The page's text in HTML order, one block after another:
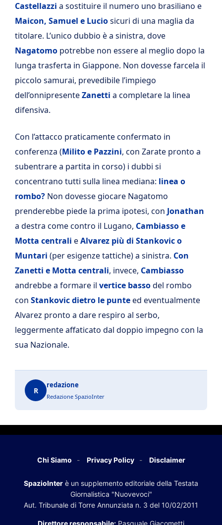
Castellazzi a sostituire il numero uno brasiliano e
Maicon, Samuel e Luciosicuri di una maglia da
titolare. L’unico dubbio è a sinistra, dove
Nagatomo potrebbe non essere al meglio dopo la
lunga trasferta in Giappone. Non dovesse farcela il
piccolo samurai, prevedibile l’impiego
dell’onnipresenteZanetti a completare la linea
difensiva.
Con l’attacco praticamente confermato in
conferenza (Milito e Pazzini, con Zarate pronto a
subentrare a partita in corso) i dubbi si
concentrano tutti sulla linea mediana: linea o
rombo? Non dovesse giocare Nagatomo
prenderebbe piede la prima ipotesi, con Jonathan
a destra come contro il Lugano, Cambiasso e
Motta centrali eAlvarez più di Stankovic o
Muntari (per esigenze tattiche) a sinistra. Con
Zanetti e Motta centrali, invece, Cambiasso
andrebbe a formare il vertice bassodel rombo
con Stankovic dietro le punteed eventualmente
Alvarez pronto a dare respiro al serbo,
leggermente affaticato dal doppio impegno con la
sua Nazionale.
R
redazione
Redazione SpazioInter
Chi Siamo Privacy Policy Disclaimer
SpazioInter è un supplemento editoriale della Testata
Giornalistica "Nuovevoci"
Aut. Tribunale di Torre Annunziata n. 3 del 10/02/2011